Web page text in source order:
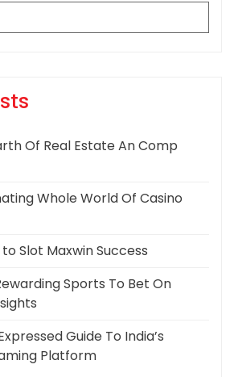
Of Real Estate An Comp
Whole World Of Casino
Slot Maxwin Success
Sports To Bet On
Guide To India’s
Platform